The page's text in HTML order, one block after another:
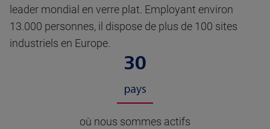
leader mondial en verre plat. Employant environ
13.000 personnes, il dispose de plus de 100 sites
industriels en Europe.
30
pays
où nous sommes actifs